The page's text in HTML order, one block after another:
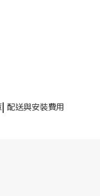
| 配送與安裝費用